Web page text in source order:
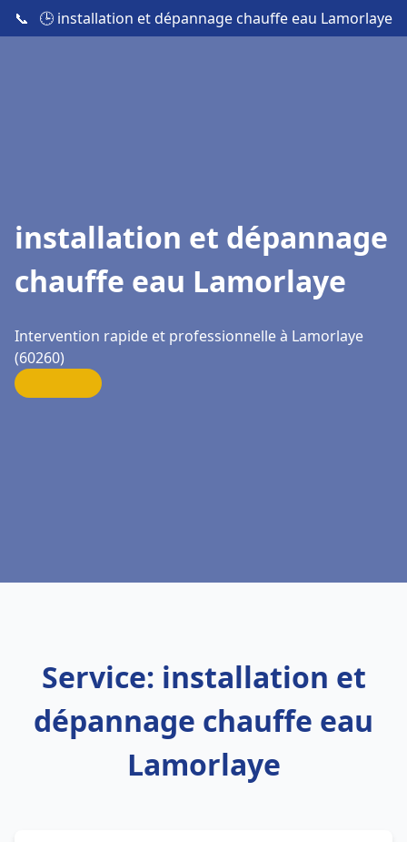
📞 🕒 installation et dépannage chauffe eau Lamorlaye
installation et dépannage
chauffe eau Lamorlaye
Intervention rapide et professionnelle à Lamorlaye
(60260)
Service: installation et
dépannage chauffe eau
Lamorlaye